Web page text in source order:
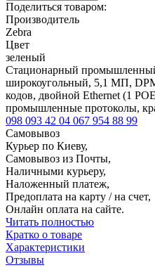
Поделиться товаром:
Производитель
Zebra
Цвет
зеленый
Стационарный
широкоугольный, 5,1 МП,
кодов, двойной Ethernet (1
промышленные протоколы,
098 093 42 04 067 954 88 99
Самовывоз
Курьер по Киеву,
Самовывоз из Почты,
Наличными курьеру,
Наложенный платеж,
Предоплата на карту / на счет,
Онлайн оплата на сайте.
Читать полностью
Кратко о товаре
Характеристики
Отзывы